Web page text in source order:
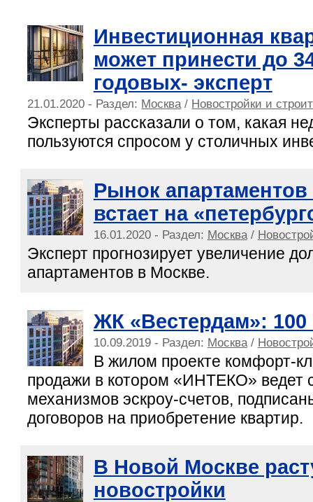
Инвестиционная
может принести до
годовых- эксперт
21.01.2020 - Раздел: Москва / Новостройки и
Эксперты рассказали о том, какая
пользуются спросом у столичных
Рынок
встает на
16.01.2020 - Раздел: Москва/
Эксперт прогнозирует увеличение
апартаментов в Москве.
ЖК «Вестердам»: 100
10.09.2019 - Раздел: Москва/
В жилом проекте комфорт-
продажи в котором «ИНТЕКО» ведет
механизмов эскроу-счетов,
договоров на приобретение квартир.
В Новой Москве
новостройки